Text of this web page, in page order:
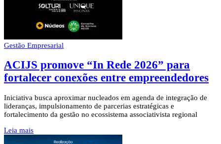
Gestão Empresarial
ACIJS promove “In Rede 2026” para
fortalecer conexões entre empreendedores
Iniciativa busca aproximar nucleados em agenda de integração de
lideranças, impulsionamento de parcerias estratégicas e
fortalecimento da gestão no ecossistema associativista regional
Leia mais